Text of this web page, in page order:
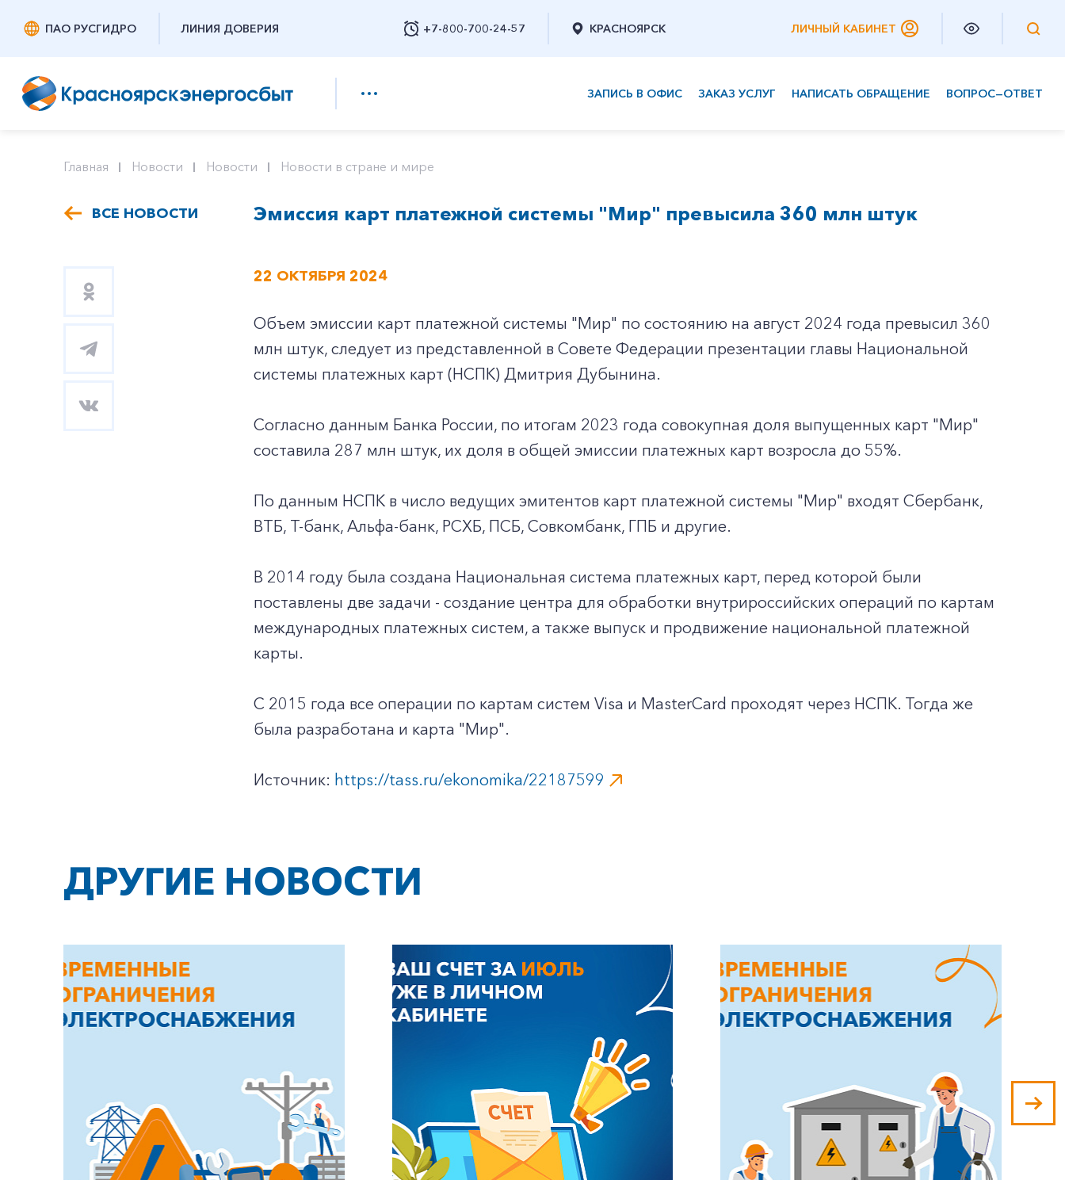
ПАО РУСГИДРО ЛИНИЯ ДОВЕРИЯ +7-800-700-24-57
Заказать обратный звонок
КРАСНОЯРСК ЛИЧНЫЙ КАБИНЕТ
ЗАПИСЬ В ОФИС ЗАКАЗ УСЛУГ НАПИСАТЬ ОБРАЩЕНИЕ ВОПРОС—ОТВЕТ
+7-800-700-24-57
Заказать обратный звонок
Частным клиентам
Главная Новости Новости Новости в стране и мире
ВСЕ НОВОСТИ Эмиссия карт платежной системы "Мир" превысила 360 млн штук
22 ОКТЯБРЯ 2024
Объем эмиссии карт платежной системы "Мир" по состоянию на август 2024 года превысил 360
млн штук, следует из представленной в Совете Федерации презентации главы Национальной
системы платежных карт (НСПК) Дмитрия Дубынина.
Согласно данным Банка России, по итогам 2023 года совокупная доля выпущенных карт "Мир"
составила 287 млн штук, их доля в общей эмиссии платежных карт возросла до 55%.
По данным НСПК в число ведущих эмитентов карт платежной системы "Мир" входят Сбербанк,
ВТБ, Т-банк, Альфа-банк, РСХБ, ПСБ, Совкомбанк, ГПБ и другие.
В 2014 году была создана Национальная система платежных карт, перед которой были
поставлены две задачи - создание центра для обработки внутрироссийских операций по картам
международных платежных систем, а также выпуск и продвижение национальной платежной
карты.
С 2015 года все операции по картам систем Visa и MasterCard проходят через НСПК. Тогда же
была разработана и карта "Мир".
Источник: https://tass.ru/ekonomika/22187599
ДРУГИЕ НОВОСТИ